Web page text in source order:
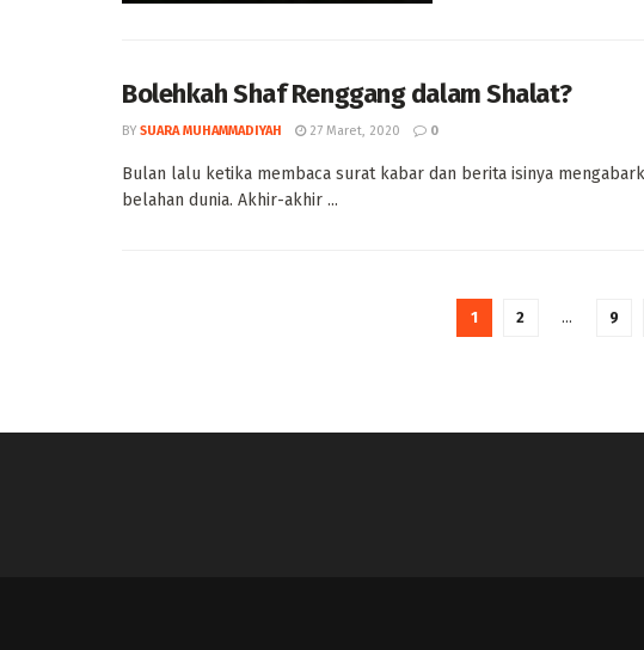
Bolehkah Shaf Renggang dalam Shalat?
BY SUARA MUHAMMADIYAH 27 Maret, 2020 0
Bulan lalu ketika membaca surat kabar dan berita isinya
belahan dunia. Akhir-akhir ...
1 2 … 9